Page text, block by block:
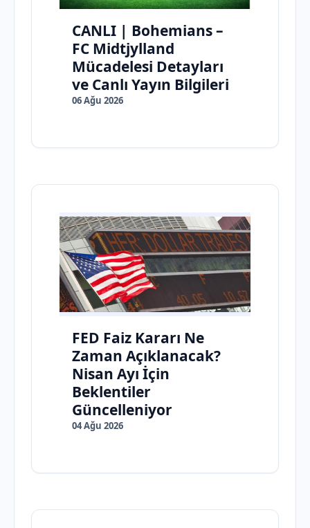
CANLI | Bohemians –
FC Midtjylland
Mücadelesi Detayları
ve Canlı Yayın Bilgileri
06 Ağu 2026
FED Faiz Kararı Ne
Zaman Açıklanacak?
Nisan Ayı İçin
Beklentiler
Güncelleniyor
04 Ağu 2026